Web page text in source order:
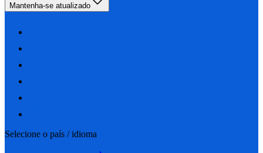
Mantenha-se atualizado
Selecione o país / idioma